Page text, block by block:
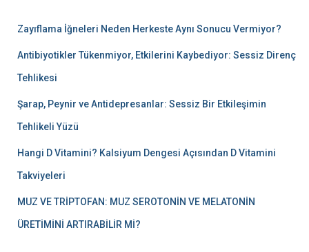
Zayıflama İğneleri Neden Herkeste Aynı Sonucu Vermiyor?
Antibiyotikler Tükenmiyor, Etkilerini Kaybediyor: Sessiz Direnç
Tehlikesi
Şarap, Peynir ve Antidepresanlar: Sessiz Bir Etkileşimin
Tehlikeli Yüzü
Hangi D Vitamini? Kalsiyum Dengesi Açısından D Vitamini
Takviyeleri
MUZ VE TRİPTOFAN: MUZ SEROTONİN VE MELATONİN
ÜRETİMİNİ ARTIRABİLİR Mİ?